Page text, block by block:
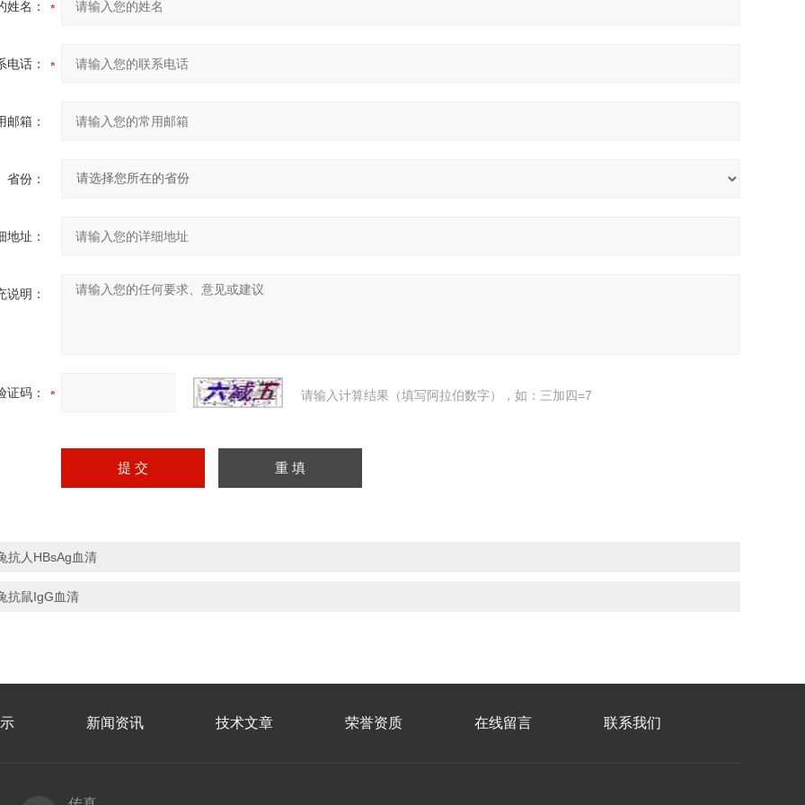
姓名：
电话：
邮箱：
省份：
地址：
说明：
证码： 请输入计算结果（填写阿拉伯数字），如：三加四=7
抗人HBsAg血清
抗鼠IgG血清
新闻资讯 技术文章 荣誉资质 在线留言 联系我们